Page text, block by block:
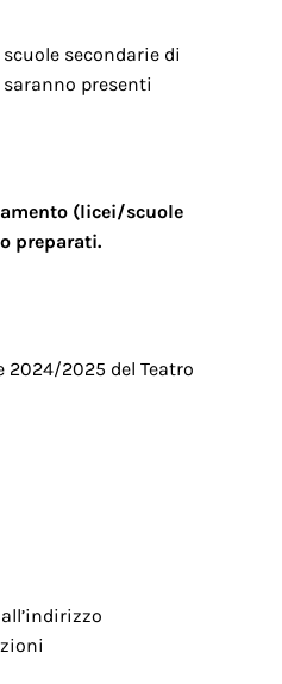
secondarie di
presenti
(licei/scuole
preparati.
2025 del Teatro